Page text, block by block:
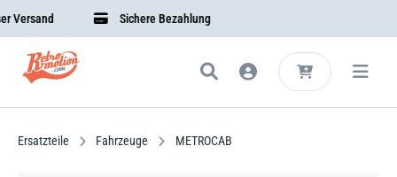
Sichere Bezahlung
Ersatzteile Fahrzeuge METROCAB